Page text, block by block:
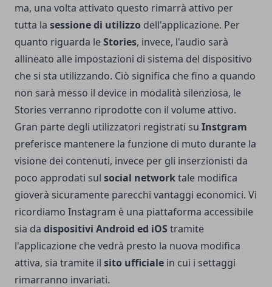
ma, una volta attivato questo rimarrà attivo per
tutta la sessione di utilizzo dell'applicazione. Per
quanto riguarda leStories, invece, l'audio sarà
allineato alle impostazioni di sistema del dispositivo
che si sta utilizzando. Ciò significa che fino a quando
non sarà messo il device in modalità silenziosa, le
Stories verranno riprodotte con il volume attivo.
Gran parte degli utilizzatori registrati su Instgram
preferisce mantenere la funzione di muto durante la
visione dei contenuti, invece per gli inserzionisti da
poco approdati sul social networktale modifica
gioverà sicuramente parecchi vantaggi economici. Vi
ricordiamo Instagram è una piattaforma accessibile
sia da dispositivi Android ed iOS tramite
l'applicazione che vedrà presto la nuova modifica
attiva, sia tramite il sito ufficiale in cui i settaggi
rimarranno invariati.